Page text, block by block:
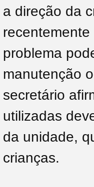
a direção da
problema
manutenção
secretário
utilizadas
da unidade,
crianças.